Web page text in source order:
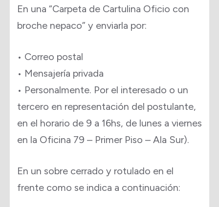
En una “Carpeta de Cartulina Oficio con
broche nepaco” y enviarla por:
• Correo postal
• Mensajería privada
• Personalmente. Por el interesado o un
tercero en representación del postulante,
en el horario de 9 a 16hs, de lunes a viernes
en la Oficina 79 – Primer Piso – Ala Sur).
En un sobre cerrado y rotulado en el
frente como se indica a continuación: